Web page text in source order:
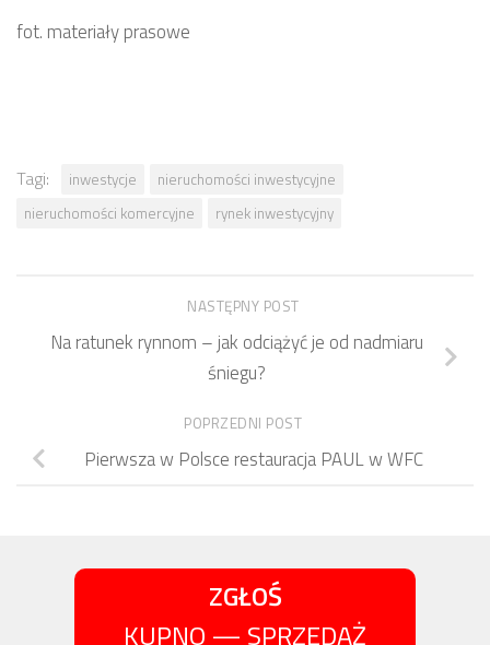
fot. materiały prasowe
Tagi: inwestycje
nieruchomości inwestycyjne
nieruchomości komercyjne
rynek inwestycyjny
NASTĘPNY POST
Na ratunek rynnom – jak odciążyć je od nadmiaru
śniegu?
POPRZEDNI POST
Pierwsza w Polsce restauracja PAUL w WFC
ZGŁOŚ
KUPNO — SPRZEDAŻ